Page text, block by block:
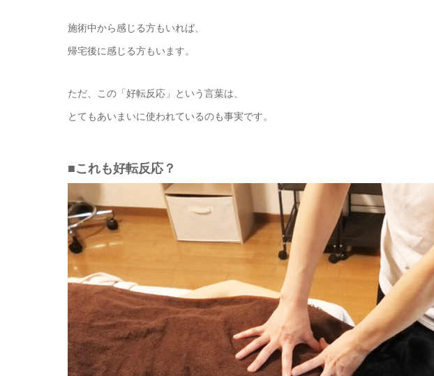
施術中から感じる方もいれば、
帰宅後に感じる方もいます。
ただ、この「好転反応」という言葉は、
とてもあいまいに使われているのも事実です。
■これも好転反応？